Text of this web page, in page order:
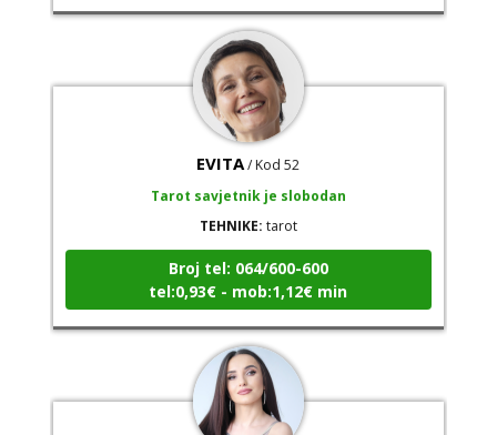
EVITA/ Kod 52
TEHNIKE:tarot
Broj tel: 064/600-600
tel:0,93€ - mob:1,12€ min